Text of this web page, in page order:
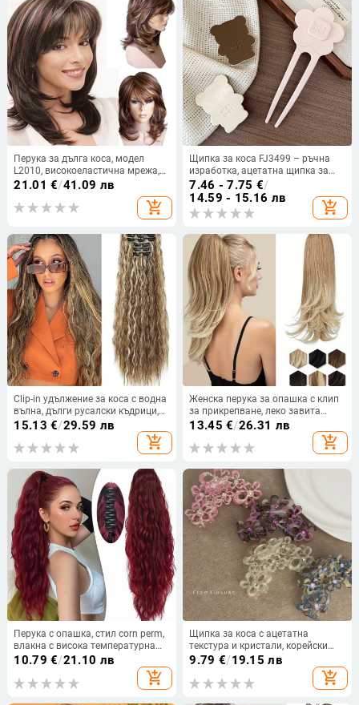
Перука за дълга коса, модел
L2010, високоеластична мрежа,
високотемпературна нишка,
наклонени челки, екзотичен стил
21.01 €/41.09 лв
add_shopping_cart
Щипка за коса FJ3499 – ръчна
изработка, ацетатна щипка за
коса, стил фея, свежа и сладка.
7.46 - 7.75 €/
14.59 - 15.16 лв
add_shopping_cart
Clip-in удължение за коса с водна
вълна, дълги русалски къдрици,
термоустойчиво синтетично
15.13 €/29.59 лв
add_shopping_cart
Женска перука за опашка с клип
за прикрепване, леко завита
опашка, термоустойчива тел
13.45 €/26.31 лв
add_shopping_cart
Перука с опашка, стил corn perm,
влакна с висока температурна
устойчивост, модел 7030, Bai
10.79 €/21.10 лв
add_shopping_cart
Щипка за коса с ацетатна
текстура и кристали, корейски
стил, ръчна изработка, Maca Baka
9.79 €/19.15 лв
add_shopping_cart